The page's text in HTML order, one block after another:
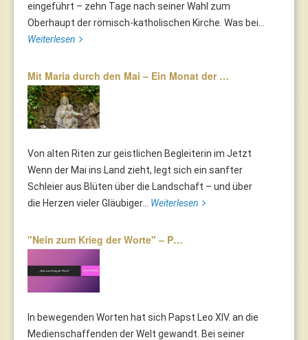
eingeführt – zehn Tage nach seiner Wahl zum
Oberhaupt der römisch-katholischen Kirche. Was bei...
Weiterlesen
Mit Maria durch den Mai – Ein Monat der …
Von alten Riten zur geistlichen Begleiterin im Jetzt
Wenn der Mai ins Land zieht, legt sich ein sanfter
Schleier aus Blüten über die Landschaft – und über
die Herzen vieler Gläubiger... Weiterlesen
"Nein zum Krieg der Worte" – P…
In bewegenden Worten hat sich Papst Leo XIV. an die
Medienschaffenden der Welt gewandt. Bei seiner